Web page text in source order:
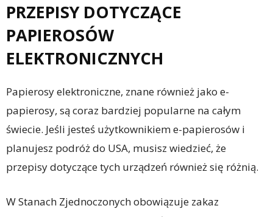
PRZEPISY DOTYCZĄCE
PAPIEROSÓW
ELEKTRONICZNYCH
Papierosy elektroniczne, znane również jako e-
papierosy, są coraz bardziej popularne na całym
świecie. Jeśli jesteś użytkownikiem e-papierosów i
planujesz podróż do USA, musisz wiedzieć, że
przepisy dotyczące tych urządzeń również się różnią.
W Stanach Zjednoczonych obowiązuje zakaz